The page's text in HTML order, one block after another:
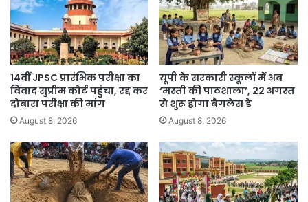
14वीं JPSC प्रारंभिक परीक्षा का
विवाद सुप्रीम कोर्ट पहुंचा, रद्द कर
दोबारा परीक्षा की मांग
August 8, 2026
यूपी के सरकारी स्कूलों में अब
‘मस्ती की पाठशाला’, 22 अगस्त
से शुरू होगा बैगलेस डे
August 8, 2026